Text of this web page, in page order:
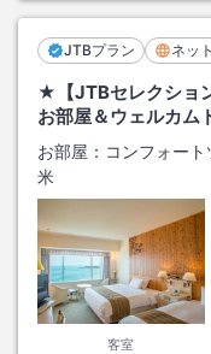
JTBプラン ネッ
★【JTBセレクショ
お部屋＆ウェルカム
お部屋： コンフォー
米
客室